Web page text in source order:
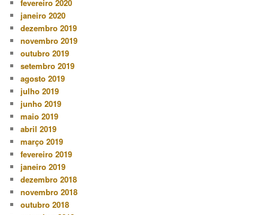
fevereiro 2020
janeiro 2020
dezembro 2019
novembro 2019
outubro 2019
setembro 2019
agosto 2019
julho 2019
junho 2019
maio 2019
abril 2019
março 2019
fevereiro 2019
janeiro 2019
dezembro 2018
novembro 2018
outubro 2018